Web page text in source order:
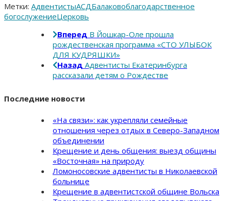
Метки: АдвентистыАСД Балаковоблагодарственное
богослужениеЦерковь
Вперед В Йошкар-Оле прошла
рождественская программа «СТО УЛЫБОК
ДЛЯ КУДРЯШКИ»
Назад Адвентисты Екатеринбурга
рассказали детям о Рождестве
Последние новости
«На связи»: как укрепляли семейные
отношения через отдых в Северо-Западном
объединении
Крещение и день общения: выезд общины
«Восточная» на природу
Ломоносовские адвентисты в Николаевской
больнице
Крещение в адвентистской общине Вольска